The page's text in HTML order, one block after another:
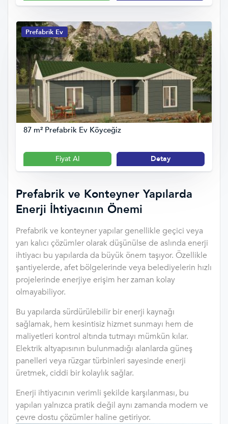
Prefabrik Ev
87 m² Prefabrik Ev Köyceğiz
Fiyat Al Detay
Prefabrik ve Konteyner Yapılarda
Enerji İhtiyacının Önemi
Prefabrik ve konteyner yapılar genellikle geçici veya
yarı kalıcı çözümler olarak düşünülse de aslında enerji
ihtiyacı bu yapılarda da büyük önem taşıyor. Özellikle
şantiyelerde, afet bölgelerinde veya belediyelerin hızlı
projelerinde enerjiye erişim her zaman kolay
olmayabiliyor.
Bu yapılarda sürdürülebilir bir enerji kaynağı
sağlamak, hem kesintisiz hizmet sunmayı hem de
maliyetleri kontrol altında tutmayı mümkün kılar.
Elektrik altyapısının bulunmadığı alanlarda güneş
panelleri veya rüzgar türbinleri sayesinde enerji
üretmek, ciddi bir kolaylık sağlar.
Enerji ihtiyacının verimli şekilde karşılanması, bu
yapıları yalnızca pratik değil aynı zamanda modern ve
çevre dostu çözümler haline getiriyor.